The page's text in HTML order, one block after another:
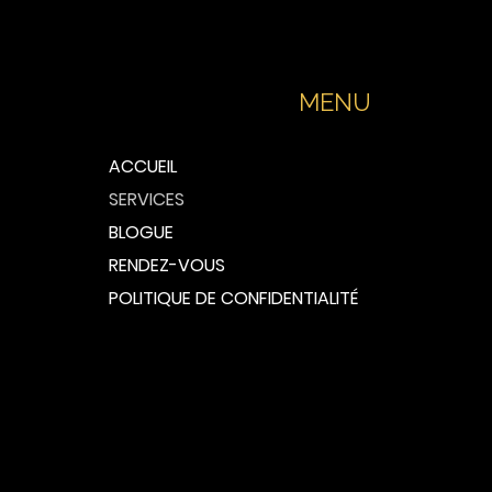
MENU
ACCUEIL
SERVICES
BLOGUE
RENDEZ-VOUS
POLITIQUE DE CONFIDENTIALITÉ